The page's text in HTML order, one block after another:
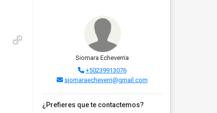
Siomara Echeverria
+50239913076
siomaraecheverri@gmail.com
¿Prefieres que te contactemos?